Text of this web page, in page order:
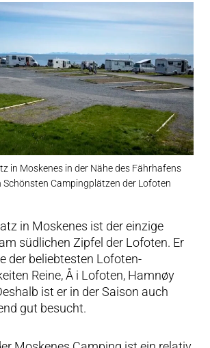
in Moskenes in der Nähe des Fährhafens
Schönsten Campingplätzen der Lofoten
in Moskenes ist der einzige
südlichen Zipfel der Lofoten. Er
der beliebtesten Lofoten-
Reine, Å i Lofoten, Hamnøy
ist er in der Saison auch
gut besucht.